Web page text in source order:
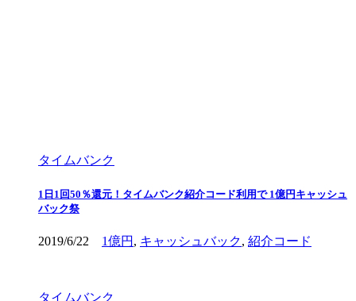
タイムバンク
1日1回50％還元！タイムバンク紹介コード利用で 1億円キャッシュ
バック祭
2019/6/22 1億円 , キャッシュバック, 紹介コード
タイムバンク